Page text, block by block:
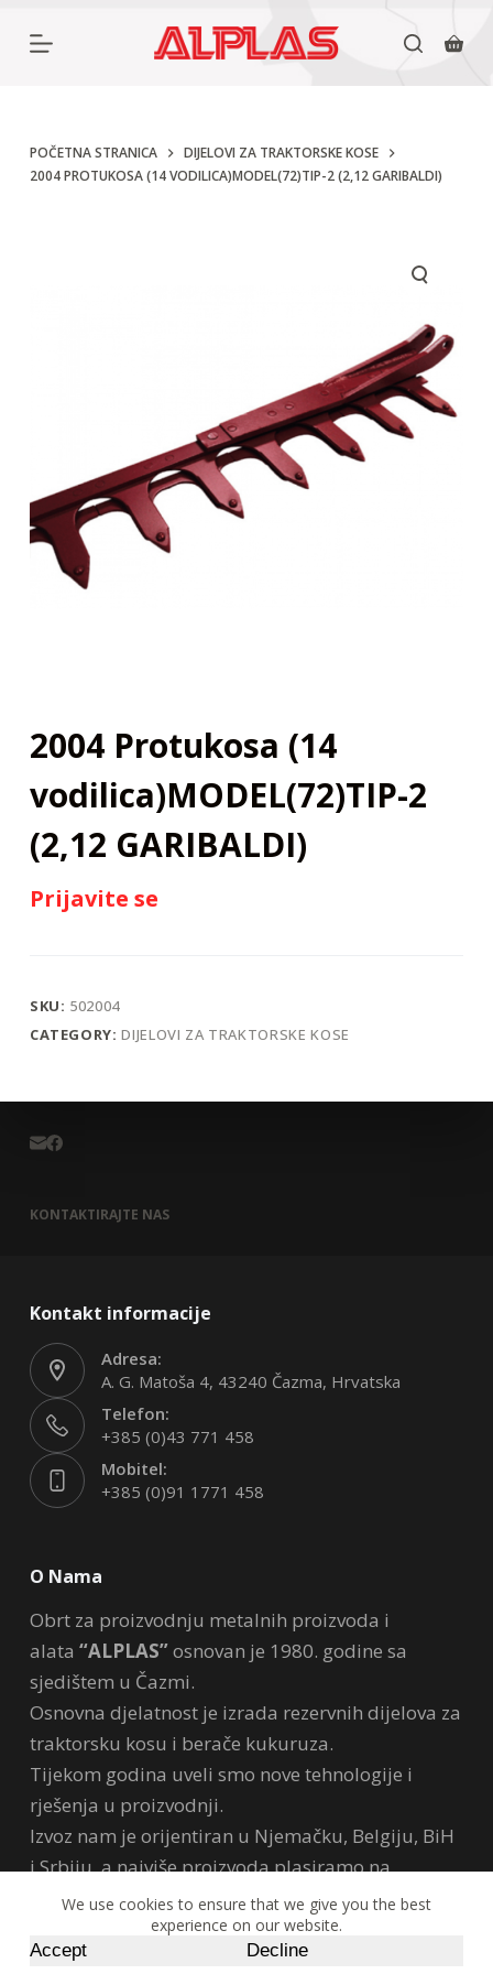
k
o
We use cookies to ensure that we give you the best
experience on our website.
Accept
Decline
POČETNA STRANICA
DIJELOVI ZA TRAKTORSKE KOSE
2004 PROTUKOSA (14 VODILICA)MODEL(72)TIP-2 (2,12 GARIBALDI)
2004 Protukosa (14
vodilica)MODEL(72)TIP-2
(2,12 GARIBALDI)
Prijavite se
SKU: 502004
CATEGORY:DIJELOVI ZA TRAKTORSKE KOSE
KONTAKTIRAJTE NAS
Kontakt informacije
Adresa:
A. G. Matoša 4, 43240 Čazma, Hrvatska
Telefon:
+385 (0)43 771 458
Mobitel:
+385 (0)91 1771 458
O Nama
Obrt za proizvodnju metalnih proizvoda i
alata “ALPLAS”osnovan je 1980. godine sa
sjedištem u Čazmi.
Osnovna djelatnost je izrada rezervnih dijelova za
traktorsku kosu i berače kukuruza.
Tijekom godina uveli smo nove tehnologije i
rješenja u proizvodnji.
Izvoz nam je orijentiran u Njemačku, Belgiju, BiH
i Srbiju, a najviše proizvoda plasiramo na
domaće tržište.
Tvrtka trenutno zapošljava 15 djelatnika.